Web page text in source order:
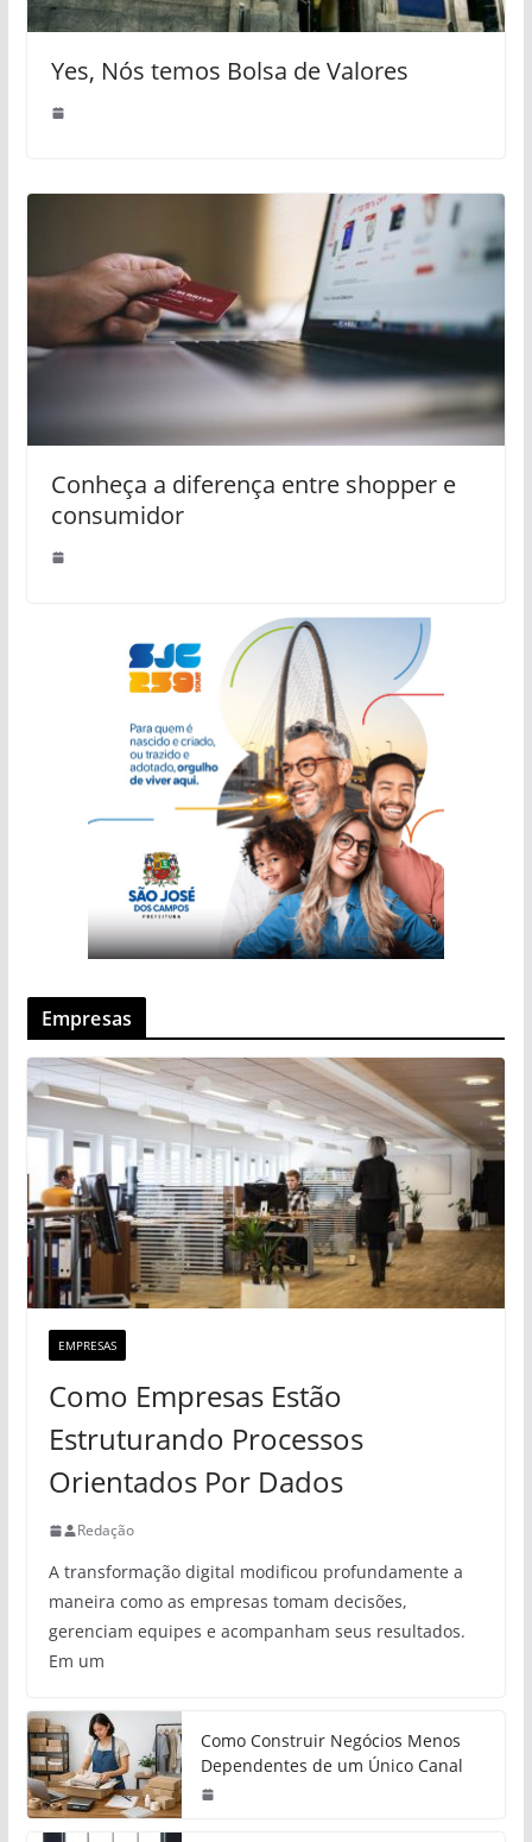
Yes, Nós temos Bolsa de Valores
Conheça a diferença entre shopper e
consumidor
Empresas
EMPRESAS
Como Empresas Estão
Estruturando Processos
Orientados Por Dados
Redação
A transformação digital modificou profundamente a
maneira como as empresas tomam decisões,
gerenciam equipes e acompanham seus resultados.
Em um
Como Construir Negócios Menos
Dependentes de um Único Canal